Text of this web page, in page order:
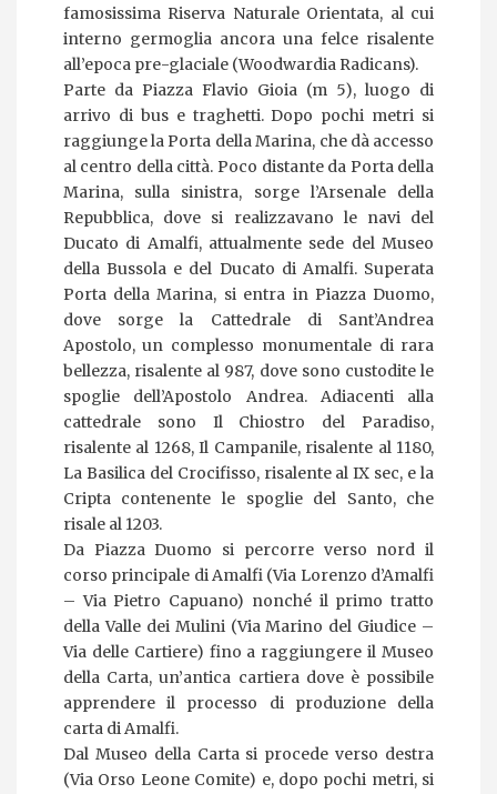
famosissima Riserva Naturale Orientata, al cui
interno germoglia ancora una felce risalente
all’epoca pre-glaciale (Woodwardia Radicans).
Parte da Piazza Flavio Gioia (m 5), luogo di
arrivo di bus e traghetti. Dopo pochi metri si
raggiunge la Porta della Marina, che dà accesso
al centro della città. Poco distante da Porta della
Marina, sulla sinistra, sorge l’Arsenale della
Repubblica, dove si realizzavano le navi del
Ducato di Amalfi, attualmente sede del Museo
della Bussola e del Ducato di Amalfi. Superata
Porta della Marina, si entra in Piazza Duomo,
dove sorge la Cattedrale di Sant’Andrea
Apostolo, un complesso monumentale di rara
bellezza, risalente al 987, dove sono custodite le
spoglie dell’Apostolo Andrea. Adiacenti alla
cattedrale sono Il Chiostro del Paradiso,
risalente al 1268, Il Campanile, risalente al 1180,
La Basilica del Crocifisso, risalente al IX sec, e la
Cripta contenente le spoglie del Santo, che
risale al 1203.
Da Piazza Duomo si percorre verso nord il
corso principale di Amalfi (Via Lorenzo d’Amalfi
– Via Pietro Capuano) nonché il primo tratto
della Valle dei Mulini (Via Marino del Giudice –
Via delle Cartiere) fino a raggiungere il Museo
della Carta, un’antica cartiera dove è possibile
apprendere il processo di produzione della
carta di Amalfi.
Dal Museo della Carta si procede verso destra
(Via Orso Leone Comite) e, dopo pochi metri, si